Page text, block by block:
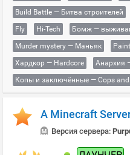
Build Battle — Битва строителей
Fly
Hi-Tech
Бомж —
Murder mystery — Маньяк
Хардкор — Hardcore
Анархия
Копы и заключённые — Cops and
A Minecraft
Версия сервера: